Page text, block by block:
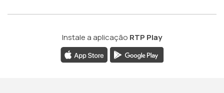
Instale a aplicação RTP Play